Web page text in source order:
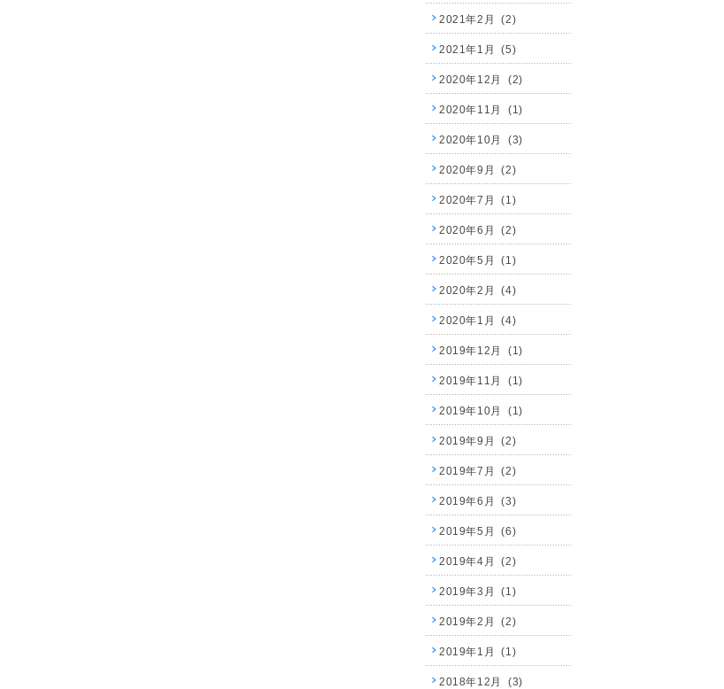
2021年2月 (2)
2021年1月 (5)
2020年12月 (2)
2020年11月 (1)
2020年10月 (3)
2020年9月 (2)
2020年7月 (1)
2020年6月 (2)
2020年5月 (1)
2020年2月 (4)
2020年1月 (4)
2019年12月 (1)
2019年11月 (1)
2019年10月 (1)
2019年9月 (2)
2019年7月 (2)
2019年6月 (3)
2019年5月 (6)
2019年4月 (2)
2019年3月 (1)
2019年2月 (2)
2019年1月 (1)
2018年12月 (3)